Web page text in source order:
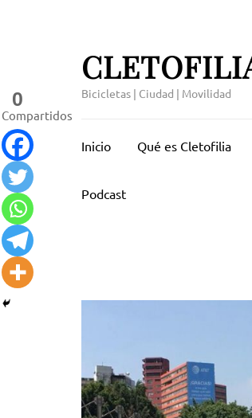
tecla
Intro)
Bicicletas | Ciudad | Movilidad
Inicio Qué es Cletofilia
Podcast
0
Compartidos